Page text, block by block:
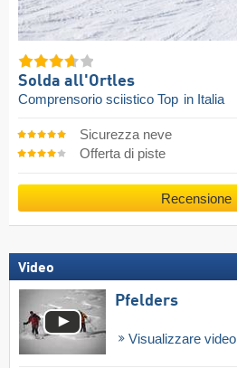
Solda all'Ortles
Comprensorio sciistico Top in Italia
Sicurezza neve
Offerta di piste
Recensione
Video
Pfelders
Visualizzare video